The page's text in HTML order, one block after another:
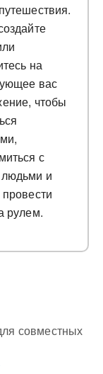
на
вас
чтобы
с
и
рулем.
совместных